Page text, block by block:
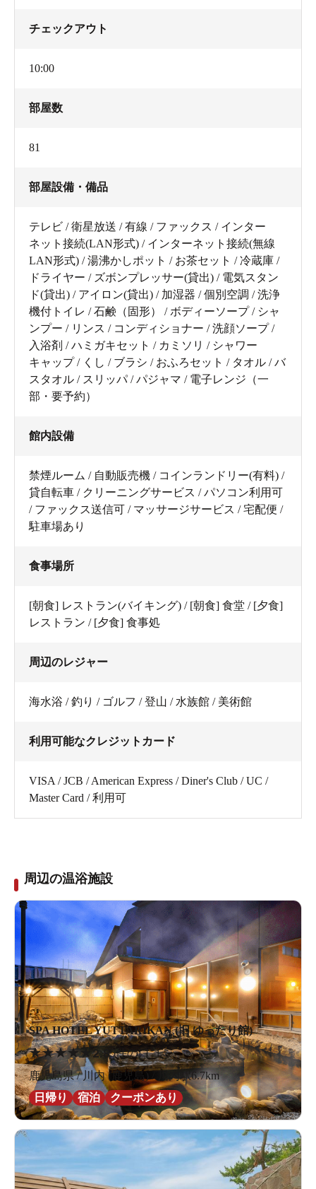
チェックアウト
10:00
部屋数
81
部屋設備・備品
テレビ / 衛星放送 / 有線 / ファックス / インター
ネット接続(LAN形式) / インターネット接続(無線
LAN形式) / 湯沸かしポット / お茶セット / 冷蔵庫 /
ドライヤー / ズボンプレッサー(貸出) / 電気スタン
ド(貸出) / アイロン(貸出) / 加湿器 / 個別空調 / 洗浄
機付トイレ / 石鹸（固形） / ボディーソープ / シャ
ンプー / リンス / コンディショナー / 洗顔ソープ /
入浴剤 / ハミガキセット / カミソリ / シャワー
キャップ / くし / ブラシ / おふろセット / タオル / バ
スタオル / スリッパ / パジャマ / 電子レンジ（一
部・要予約）
館内設備
禁煙ルーム / 自動販売機 / コインランドリー(有料) /
貸自転車 / クリーニングサービス / パソコン利用可
/ ファックス送信可 / マッサージサービス / 宅配便 /
駐車場あり
食事場所
[朝食] レストラン(バイキング) / [朝食] 食堂 / [夕食]
レストラン / [夕食] 食事処
周辺のレジャー
海水浴 / 釣り / ゴルフ / 登山 / 水族館 / 美術館
利用可能なクレジットカード
VISA / JCB / American Express / Diner's Club / UC /
Master Card / 利用可
周辺の温浴施設
SPA HOTEL YUTTARIKAN (旧 ゆったり館)
★★★★★2.85件の口コミ
鹿児島県 / 川内 (鹿児島) / 川内駅6.7km
日帰り
宿泊 クーポンあり